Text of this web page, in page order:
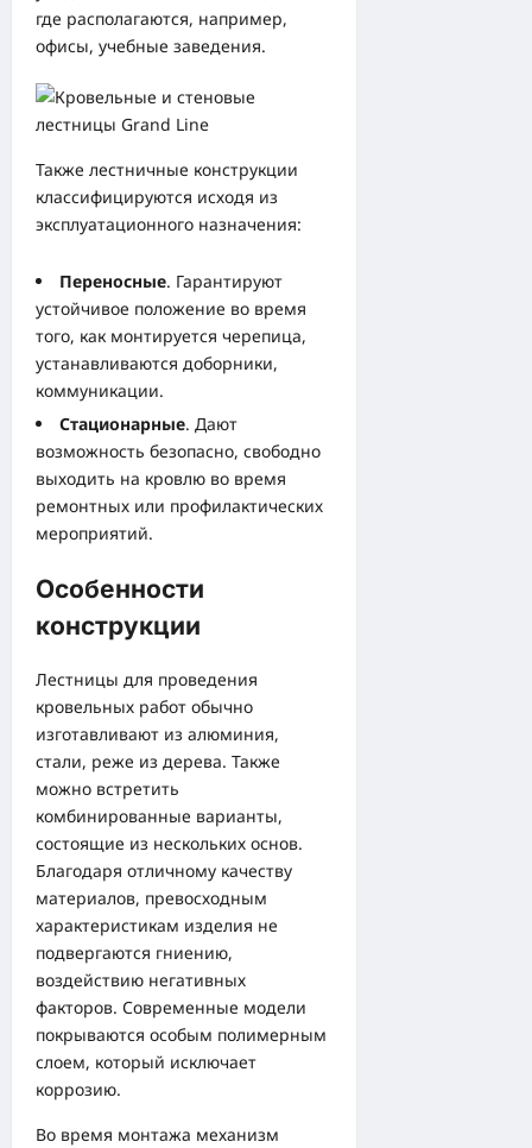
где располагаются, например,
офисы, учебные заведения.
Также лестничные конструкции
классифицируются исходя из
эксплуатационного назначения:
Переносные. Гарантируют
устойчивое положение во время
того, как монтируется черепица,
устанавливаются доборники,
коммуникации.
Стационарные. Дают
возможность безопасно, свободно
выходить на кровлю во время
ремонтных или профилактических
мероприятий.
Особенности
конструкции
Лестницы для проведения
кровельных работ обычно
изготавливают из алюминия,
стали, реже из дерева. Также
можно встретить
комбинированные варианты,
состоящие из нескольких основ.
Благодаря отличному качеству
материалов, превосходным
характеристикам изделия не
подвергаются гниению,
воздействию негативных
факторов. Современные модели
покрываются особым полимерным
слоем, который исключает
коррозию.
Во время монтажа механизм